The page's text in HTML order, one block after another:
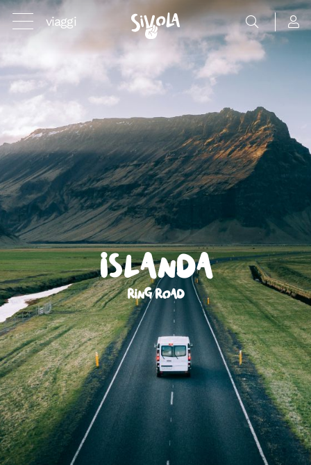
viaggi
Islanda
Ring Road